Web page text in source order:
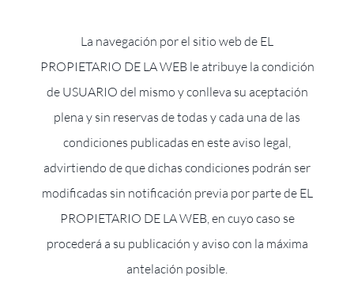
La navegación por el sitio web de EL
PROPIETARIO DE LA WEB le atribuye la condición
de USUARIO del mismo y conlleva su aceptación
plena y sin reservas de todas y cada una de las
condiciones publicadas en este aviso legal,
advirtiendo de que dichas condiciones podrán ser
modificadas sin notificación previa por parte de EL
PROPIETARIO DE LA WEB, en cuyo caso se
procederá a su publicación y aviso con la máxima
antelación posible.